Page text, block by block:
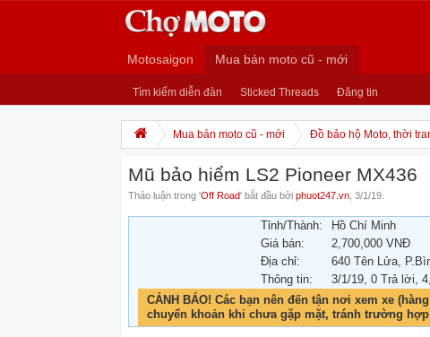
Motosaigon Mua bán moto cũ - mới
Tìm kiếm diễn đàn Sticked Threads Đăng tin
Mua bán moto cũ - mới Đồ bảo hộ Moto, thời
Mũ bảo hiểm LS2 Pioneer MX436
Thảo luận trong 'Off Road' bắt đầu bởi phuot247.vn 3/1/19
Tỉnh/Thành:
Hồ Chí Minh
Giá bán:
2,700,000 VNĐ
Địa chỉ:
640 Tên Lửa,
Thông tin:
3/1/19, 0 Trả lời,
CẢNH BÁO! Các bạn nên đến tận nơi xem xe
chuyển khoản khi chưa gặp mặt, tránh trường